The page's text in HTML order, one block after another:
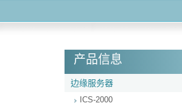
产品信息
边缘服务器
ICS-2000